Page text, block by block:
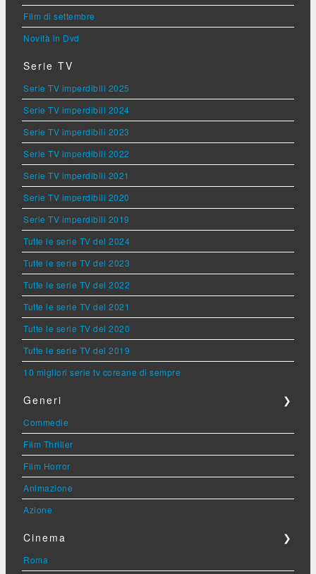
Film di settembre
Novità in Dvd
Serie TV
Serie TV imperdibili 2025
Serie TV imperdibili 2024
Serie TV imperdibili 2023
Serie TV imperdibili 2022
Serie TV imperdibili 2021
Serie TV imperdibili 2020
Serie TV imperdibili 2019
Tutte le serie TV del 2024
Tutte le serie TV del 2023
Tutte le serie TV del 2022
Tutte le serie TV del 2021
Tutte le serie TV del 2020
Tutte le serie TV del 2019
10 migliori serie tv coreane di sempre
Generi ❯
Commedie
Film Thriller
Film Horror
Animazione
Azione
Cinema ❯
Roma